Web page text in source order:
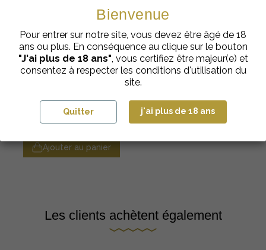
Sirop Artisan Pêche de
Provence Eyguebelle
5,98€ | 70cl
Ajouter au panier
Les clients achètent également
Bienvenue
Pour entrer sur notre site, vous devez être âgé de 18
ans ou plus. En conséquence au clique sur le bouton
"J'ai plus de 18 ans", vous certifiez être majeur(e) et
consentez à respecter les conditions d'utilisation du
site.
Quitter j'ai plus de 18 ans